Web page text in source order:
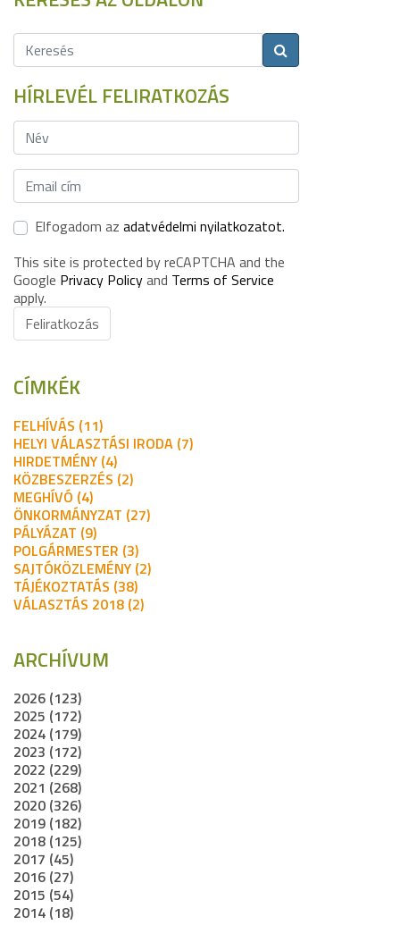
HÍRLEVÉL FELIRATKOZÁS
Elfogadom az adatvédelmi nyilatkozatot.
This site is protected by reCAPTCHA and the
Google Privacy Policyand Terms of Service
apply.
Feliratkozás
CÍMKÉK
FELHÍVÁS (11)
HELYI VÁLASZTÁSI IRODA (7)
HIRDETMÉNY (4)
KÖZBESZERZÉS (2)
MEGHÍVÓ (4)
ÖNKORMÁNYZAT (27)
PÁLYÁZAT (9)
POLGÁRMESTER (3)
SAJTÓKÖZLEMÉNY (2)
TÁJÉKOZTATÁS (38)
VÁLASZTÁS 2018 (2)
ARCHÍVUM
2026 (123)
2025 (172)
2024 (179)
2023 (172)
2022 (229)
2021 (268)
2020 (326)
2019 (182)
2018 (125)
2017 (45)
2016 (27)
2015 (54)
2014 (18)